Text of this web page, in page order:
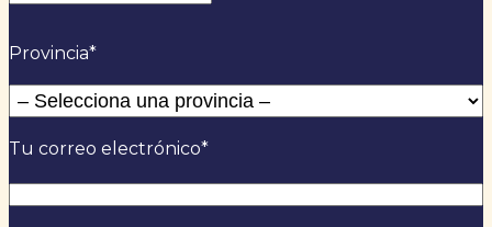
Provincia*
Tu correo electrónico*